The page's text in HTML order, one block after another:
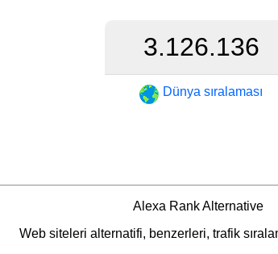
3.126.136
Dünya sıralaması
Alexa Rank Alternative
Web siteleri alternatifi, benzerleri, trafik